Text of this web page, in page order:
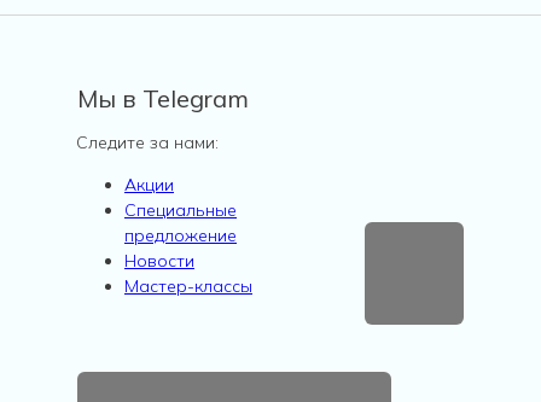
Следите за нами:
Акции
Специальные
предложение
Новости
Мастер-классы
Мы в Telegram